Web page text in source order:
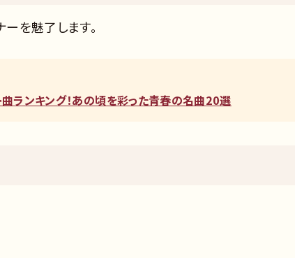
を魅了します。
ランキング！あの頃を彩った青春の名曲20選